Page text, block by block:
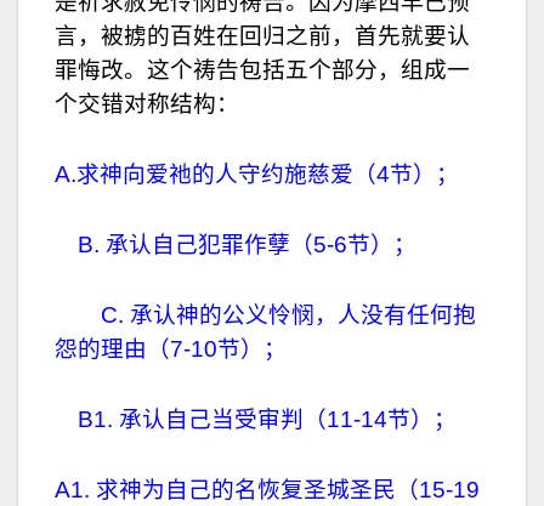
言，被掳的百姓在回归之前，首先就要认
罪悔改。这个祷告包括五个部分，组成一
个交错对称结构：
A.求神向爱祂的人守约施慈爱（4节）；
B. 承认自己犯罪作孽（5-6节）；
C. 承认神的公义怜悯，人没有任何抱
怨的理由（7-10节）；
B1. 承认自己当受审判（11-14节）；
A1. 求神为自己的名恢复圣城圣民（15-19